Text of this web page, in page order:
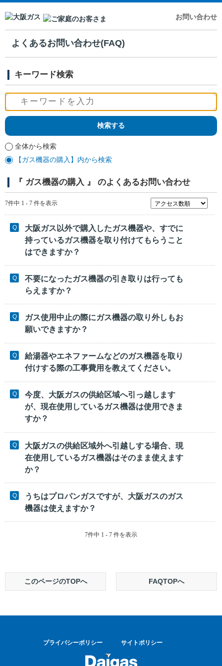
お問い合わせ
よくあるお問い合わせ(FAQ)
キーワード検索
全体から検索
【ガス機器の購入】内から検索
『 ガス機器の購入 』 のよくあるお問い合わせ
7件中 1 - 7 件を表示
大阪ガス以外で購入したガス機器や、すでに
持っているガス機器を取り付けてもらうこと
はできますか？
不要になったガス機器の引き取りは行っても
らえますか？
ガス使用中止の際にガス機器の取り外しもお
願いできますか？
給湯器やエネファームなどのガス機器を取り
付けする際の工事費用を教えてください。
今度、大阪ガスの供給区域へ引っ越します
が、現在使用しているガス機器は使用できま
すか？
大阪ガスの供給区域外へ引越しする場合、現
在使用しているガス機器はそのまま使えます
か？
うちはプロパンガスですが、大阪ガスのガス
機器は使えますか？
7件中 1 - 7 件を表示
このページのTOPへ FAQTOPへ
プライバシーポリシー サイトポリシー